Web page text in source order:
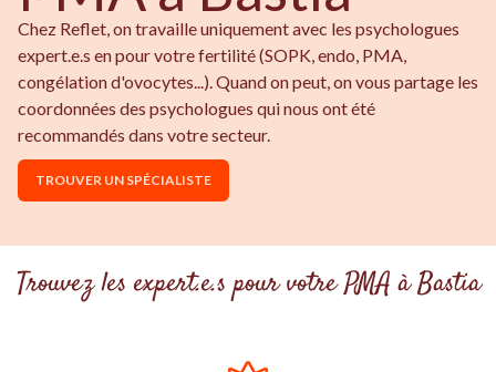
Chez Reflet, on travaille uniquement avec les psychologues
expert.e.s en pour votre fertilité (SOPK, endo, PMA,
congélation d'ovocytes...). Quand on peut, on vous partage les
coordonnées des psychologues qui nous ont été
recommandés dans votre secteur.
TROUVER UN SPÉCIALISTE
Trouvez les expert.e.s pour votre PMA à Bastia